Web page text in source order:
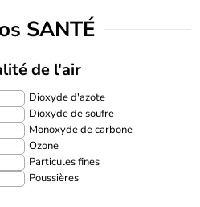
SANTÉ
de l'air
Dioxyde d'azote
Dioxyde de soufre
Monoxyde de carbone
Ozone
Particules fines
Poussières